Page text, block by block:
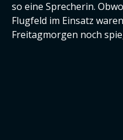
so eine Sprecherin.
Flugfeld im Einsatz
Freitagmorgen noch